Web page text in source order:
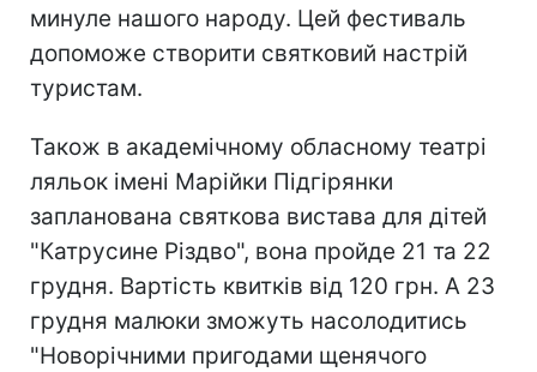
минуле нашого народу. Цей фестиваль
допоможе створити святковий настрій
туристам.
Також в академічному обласному театрі
ляльок імені Марійки Підгірянки
запланована святкова вистава для дітей
"Катрусине Різдво", вона пройде 21 та 22
грудня. Вартість квитків від 120 грн. А 23
грудня малюки зможуть насолодитись
"Новорічними пригодами щенячого